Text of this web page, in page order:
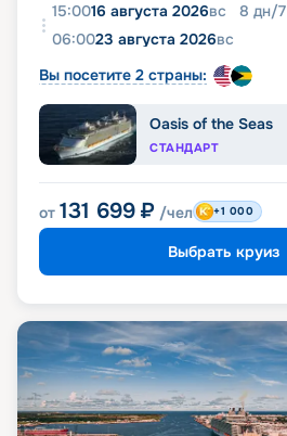
15:0016 августа 2026вс 8 дн/7
06:0023 августа 2026вс
Вы посетите 2 страны:
Oasis of the Seas
СТАНДАРТ
от 131 699 ₽ /чел +1 000
Выбрать круиз